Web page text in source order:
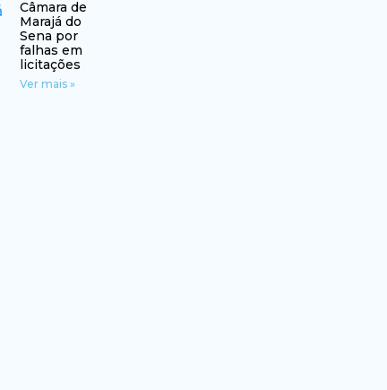
Câmara de
Marajá do
Sena por
falhas em
licitações
Ver mais »